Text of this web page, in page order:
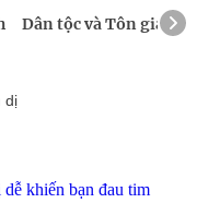
Dân tộc và Tôn giáo
dị